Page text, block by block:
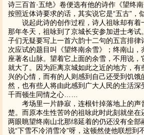
诗三百首·五绝》卷便选有他的诗作《望终
按照近体诗要求的话，其实说它是“五古”
说起此诗的创作过程，诗人祖咏却有着
那年冬天，祖咏到了京城长安参加进士考试
子们无疑要写上一首六韵十二句的五言排律
次应试的题目叫《望终南余雪》；终南山
座著名山脉。望着它上面的余雪，不用说，
就大了。因为距离京城如此之近的地方，有
兴的心情，而有的人则感到自己还受到饥饿
然，也有些人将由此感到广大人民的生活深
千而顿生同情之心……
考场里一片静寂，连根针掉落地上的声
楚。而原本生性苦吟的祖咏此时此刻就坐在
两眼眺望终南山北那绵延着的仍还没有全部
说“下雪不冷消雪冷”呀，这顿然使他联想到